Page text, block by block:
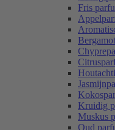
Fris
Kruidig
Muskus
Oud